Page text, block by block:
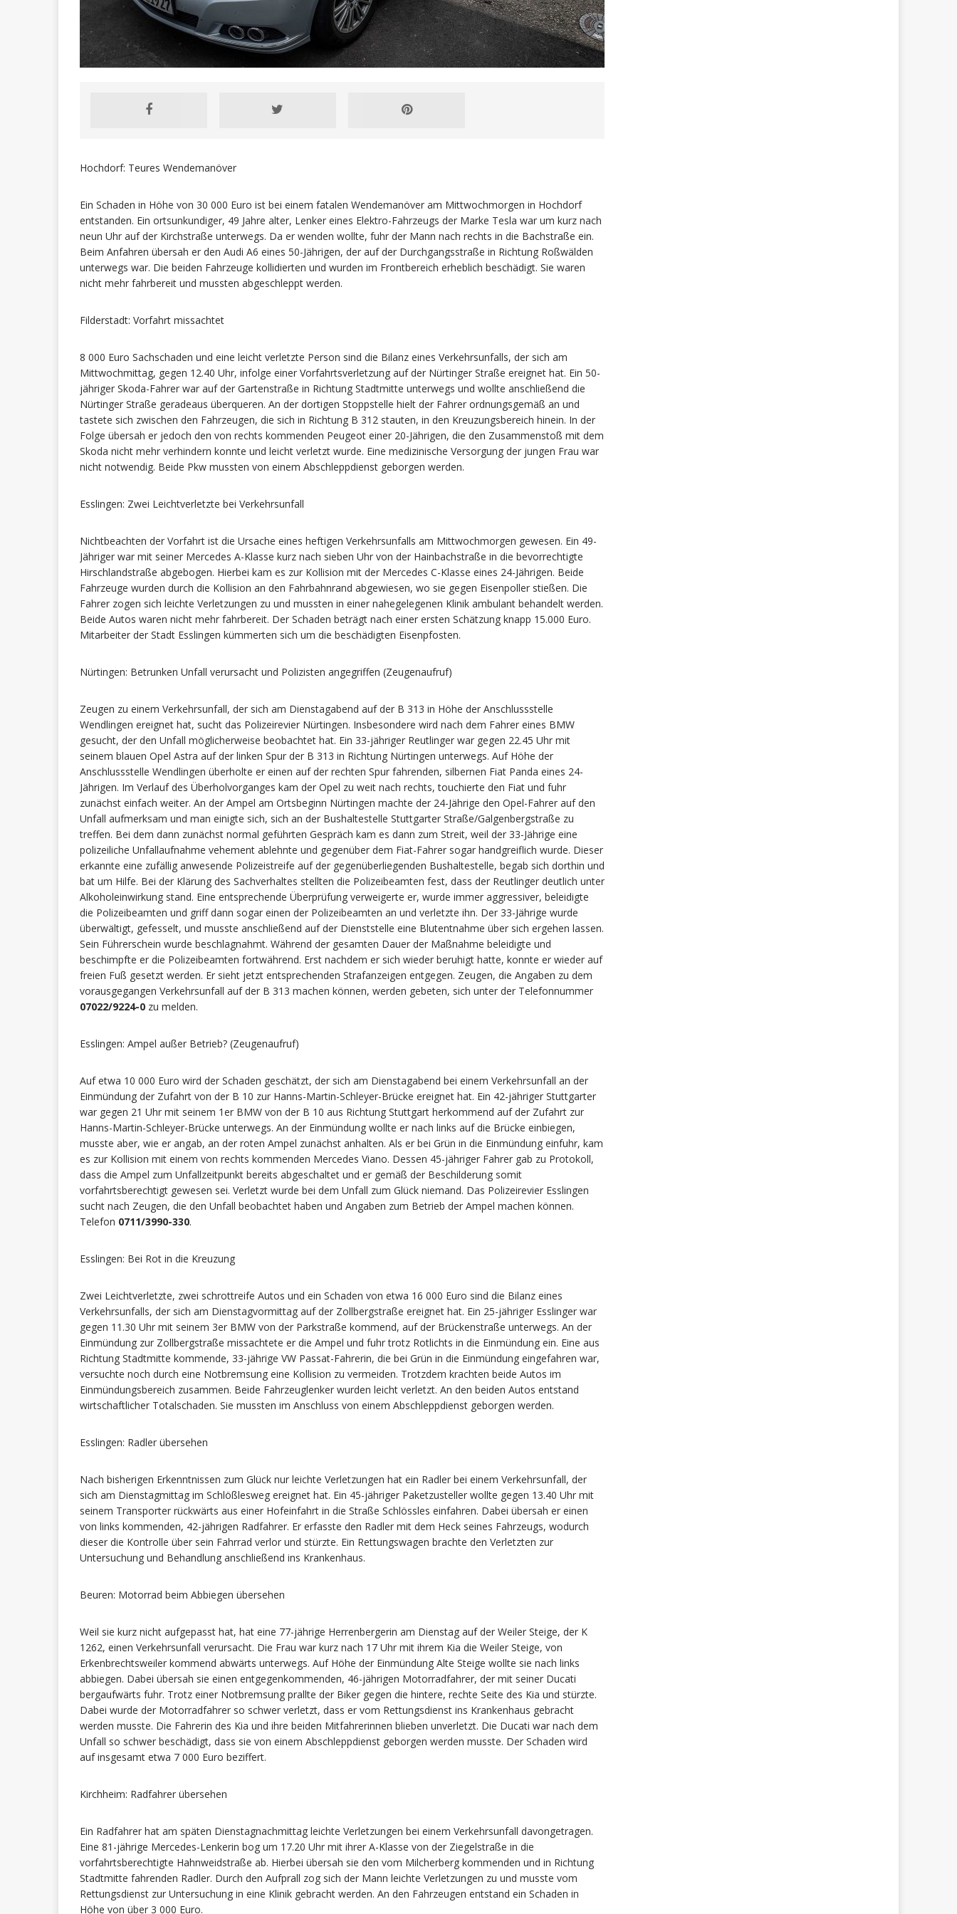
Hochdorf: Teures Wendemanöver
Ein Schaden in Höhe von 30 000 Euro ist bei einem fatalen Wendemanöver am Mittwochmorgen in Hochdorf
entstanden. Ein ortsunkundiger, 49 Jahre alter, Lenker eines Elektro-Fahrzeugs der Marke Tesla war um kurz nach
neun Uhr auf der Kirchstraße unterwegs. Da er wenden wollte, fuhr der Mann nach rechts in die Bachstraße ein.
Beim Anfahren übersah er den Audi A6 eines 50-Jährigen, der auf der Durchgangsstraße in Richtung Roßwälden
unterwegs war. Die beiden Fahrzeuge kollidierten und wurden im Frontbereich erheblich beschädigt. Sie waren
nicht mehr fahrbereit und mussten abgeschleppt werden.
Filderstadt: Vorfahrt missachtet
8 000 Euro Sachschaden und eine leicht verletzte Person sind die Bilanz eines Verkehrsunfalls, der sich am
Mittwochmittag, gegen 12.40 Uhr, infolge einer Vorfahrtsverletzung auf der Nürtinger Straße ereignet hat. Ein 50-
jähriger Skoda-Fahrer war auf der Gartenstraße in Richtung Stadtmitte unterwegs und wollte anschließend die
Nürtinger Straße geradeaus überqueren. An der dortigen Stoppstelle hielt der Fahrer ordnungsgemäß an und
tastete sich zwischen den Fahrzeugen, die sich in Richtung B 312 stauten, in den Kreuzungsbereich hinein. In der
Folge übersah er jedoch den von rechts kommenden Peugeot einer 20-Jährigen, die den Zusammenstoß mit dem
Skoda nicht mehr verhindern konnte und leicht verletzt wurde. Eine medizinische Versorgung der jungen Frau war
nicht notwendig. Beide Pkw mussten von einem Abschleppdienst geborgen werden.
Esslingen: Zwei Leichtverletzte bei Verkehrsunfall
Nichtbeachten der Vorfahrt ist die Ursache eines heftigen Verkehrsunfalls am Mittwochmorgen gewesen. Ein 49-
Jähriger war mit seiner Mercedes A-Klasse kurz nach sieben Uhr von der Hainbachstraße in die bevorrechtigte
Hirschlandstraße abgebogen. Hierbei kam es zur Kollision mit der Mercedes C-Klasse eines 24-Jährigen. Beide
Fahrzeuge wurden durch die Kollision an den Fahrbahnrand abgewiesen, wo sie gegen Eisenpoller stießen. Die
Fahrer zogen sich leichte Verletzungen zu und mussten in einer nahegelegenen Klinik ambulant behandelt werden.
Beide Autos waren nicht mehr fahrbereit. Der Schaden beträgt nach einer ersten Schätzung knapp 15.000 Euro.
Mitarbeiter der Stadt Esslingen kümmerten sich um die beschädigten Eisenpfosten.
Nürtingen: Betrunken Unfall verursacht und Polizisten angegriffen (Zeugenaufruf)
Zeugen zu einem Verkehrsunfall, der sich am Dienstagabend auf der B 313 in Höhe der Anschlussstelle
Wendlingen ereignet hat, sucht das Polizeirevier Nürtingen. Insbesondere wird nach dem Fahrer eines BMW
gesucht, der den Unfall möglicherweise beobachtet hat. Ein 33-jähriger Reutlinger war gegen 22.45 Uhr mit
seinem blauen Opel Astra auf der linken Spur der B 313 in Richtung Nürtingen unterwegs. Auf Höhe der
Anschlussstelle Wendlingen überholte er einen auf der rechten Spur fahrenden, silbernen Fiat Panda eines 24-
Jährigen. Im Verlauf des Überholvorganges kam der Opel zu weit nach rechts, touchierte den Fiat und fuhr
zunächst einfach weiter. An der Ampel am Ortsbeginn Nürtingen machte der 24-Jährige den Opel-Fahrer auf den
Unfall aufmerksam und man einigte sich, sich an der Bushaltestelle Stuttgarter Straße/Galgenbergstraße zu
treffen. Bei dem dann zunächst normal geführten Gespräch kam es dann zum Streit, weil der 33-Jährige eine
polizeiliche Unfallaufnahme vehement ablehnte und gegenüber dem Fiat-Fahrer sogar handgreiflich wurde. Dieser
erkannte eine zufällig anwesende Polizeistreife auf der gegenüberliegenden Bushaltestelle, begab sich dorthin und
bat um Hilfe. Bei der Klärung des Sachverhaltes stellten die Polizeibeamten fest, dass der Reutlinger deutlich unter
Alkoholeinwirkung stand. Eine entsprechende Überprüfung verweigerte er, wurde immer aggressiver, beleidigte
die Polizeibeamten und griff dann sogar einen der Polizeibeamten an und verletzte ihn. Der 33-Jährige wurde
überwältigt, gefesselt, und musste anschließend auf der Dienststelle eine Blutentnahme über sich ergehen lassen.
Sein Führerschein wurde beschlagnahmt. Während der gesamten Dauer der Maßnahme beleidigte und
beschimpfte er die Polizeibeamten fortwährend. Erst nachdem er sich wieder beruhigt hatte, konnte er wieder auf
freien Fuß gesetzt werden. Er sieht jetzt entsprechenden Strafanzeigen entgegen. Zeugen, die Angaben zu dem
vorausgegangen Verkehrsunfall auf der B 313 machen können, werden gebeten, sich unter der Telefonnummer
07022/9224-0 zu melden.
Esslingen: Ampel außer Betrieb? (Zeugenaufruf)
Auf etwa 10 000 Euro wird der Schaden geschätzt, der sich am Dienstagabend bei einem Verkehrsunfall an der
Einmündung der Zufahrt von der B 10 zur Hanns-Martin-Schleyer-Brücke ereignet hat. Ein 42-jähriger Stuttgarter
war gegen 21 Uhr mit seinem 1er BMW von der B 10 aus Richtung Stuttgart herkommend auf der Zufahrt zur
Hanns-Martin-Schleyer-Brücke unterwegs. An der Einmündung wollte er nach links auf die Brücke einbiegen,
musste aber, wie er angab, an der roten Ampel zunächst anhalten. Als er bei Grün in die Einmündung einfuhr, kam
es zur Kollision mit einem von rechts kommenden Mercedes Viano. Dessen 45-jähriger Fahrer gab zu Protokoll,
dass die Ampel zum Unfallzeitpunkt bereits abgeschaltet und er gemäß der Beschilderung somit
vorfahrtsberechtigt gewesen sei. Verletzt wurde bei dem Unfall zum Glück niemand. Das Polizeirevier Esslingen
sucht nach Zeugen, die den Unfall beobachtet haben und Angaben zum Betrieb der Ampel machen können.
Telefon 0711/3990-330.
Esslingen: Bei Rot in die Kreuzung
Zwei Leichtverletzte, zwei schrottreife Autos und ein Schaden von etwa 16 000 Euro sind die Bilanz eines
Verkehrsunfalls, der sich am Dienstagvormittag auf der Zollbergstraße ereignet hat. Ein 25-jähriger Esslinger war
gegen 11.30 Uhr mit seinem 3er BMW von der Parkstraße kommend, auf der Brückenstraße unterwegs. An der
Einmündung zur Zollbergstraße missachtete er die Ampel und fuhr trotz Rotlichts in die Einmündung ein. Eine aus
Richtung Stadtmitte kommende, 33-jährige VW Passat-Fahrerin, die bei Grün in die Einmündung eingefahren war,
versuchte noch durch eine Notbremsung eine Kollision zu vermeiden. Trotzdem krachten beide Autos im
Einmündungsbereich zusammen. Beide Fahrzeuglenker wurden leicht verletzt. An den beiden Autos entstand
wirtschaftlicher Totalschaden. Sie mussten im Anschluss von einem Abschleppdienst geborgen werden.
Esslingen: Radler übersehen
Nach bisherigen Erkenntnissen zum Glück nur leichte Verletzungen hat ein Radler bei einem Verkehrsunfall, der
sich am Dienstagmittag im Schlößlesweg ereignet hat. Ein 45-jähriger Paketzusteller wollte gegen 13.40 Uhr mit
seinem Transporter rückwärts aus einer Hofeinfahrt in die Straße Schlössles einfahren. Dabei übersah er einen
von links kommenden, 42-jährigen Radfahrer. Er erfasste den Radler mit dem Heck seines Fahrzeugs, wodurch
dieser die Kontrolle über sein Fahrrad verlor und stürzte. Ein Rettungswagen brachte den Verletzten zur
Untersuchung und Behandlung anschließend ins Krankenhaus.
Beuren: Motorrad beim Abbiegen übersehen
Weil sie kurz nicht aufgepasst hat, hat eine 77-jährige Herrenbergerin am Dienstag auf der Weiler Steige, der K
1262, einen Verkehrsunfall verursacht. Die Frau war kurz nach 17 Uhr mit ihrem Kia die Weiler Steige, von
Erkenbrechtsweiler kommend abwärts unterwegs. Auf Höhe der Einmündung Alte Steige wollte sie nach links
abbiegen. Dabei übersah sie einen entgegenkommenden, 46-jährigen Motorradfahrer, der mit seiner Ducati
bergaufwärts fuhr. Trotz einer Notbremsung prallte der Biker gegen die hintere, rechte Seite des Kia und stürzte.
Dabei wurde der Motorradfahrer so schwer verletzt, dass er vom Rettungsdienst ins Krankenhaus gebracht
werden musste. Die Fahrerin des Kia und ihre beiden Mitfahrerinnen blieben unverletzt. Die Ducati war nach dem
Unfall so schwer beschädigt, dass sie von einem Abschleppdienst geborgen werden musste. Der Schaden wird
auf insgesamt etwa 7 000 Euro beziffert.
Kirchheim: Radfahrer übersehen
Ein Radfahrer hat am späten Dienstagnachmittag leichte Verletzungen bei einem Verkehrsunfall davongetragen.
Eine 81-jährige Mercedes-Lenkerin bog um 17.20 Uhr mit ihrer A-Klasse von der Ziegelstraße in die
vorfahrtsberechtigte Hahnweidstraße ab. Hierbei übersah sie den vom Milcherberg kommenden und in Richtung
Stadtmitte fahrenden Radler. Durch den Aufprall zog sich der Mann leichte Verletzungen zu und musste vom
Rettungsdienst zur Untersuchung in eine Klinik gebracht werden. An den Fahrzeugen entstand ein Schaden in
Höhe von über 3 000 Euro.